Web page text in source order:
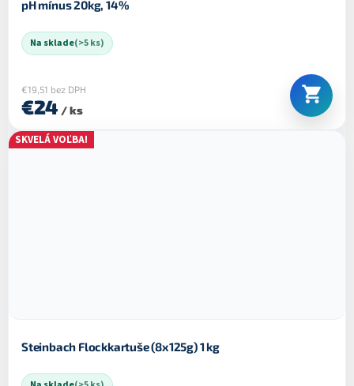
pH mínus 20kg, 14%
Na sklade(>5 ks)
€19,51 bez DPH
€24 / ks
SKVELÁ VOĽBA!
Steinbach Flockkartuše (8x125g) 1 kg